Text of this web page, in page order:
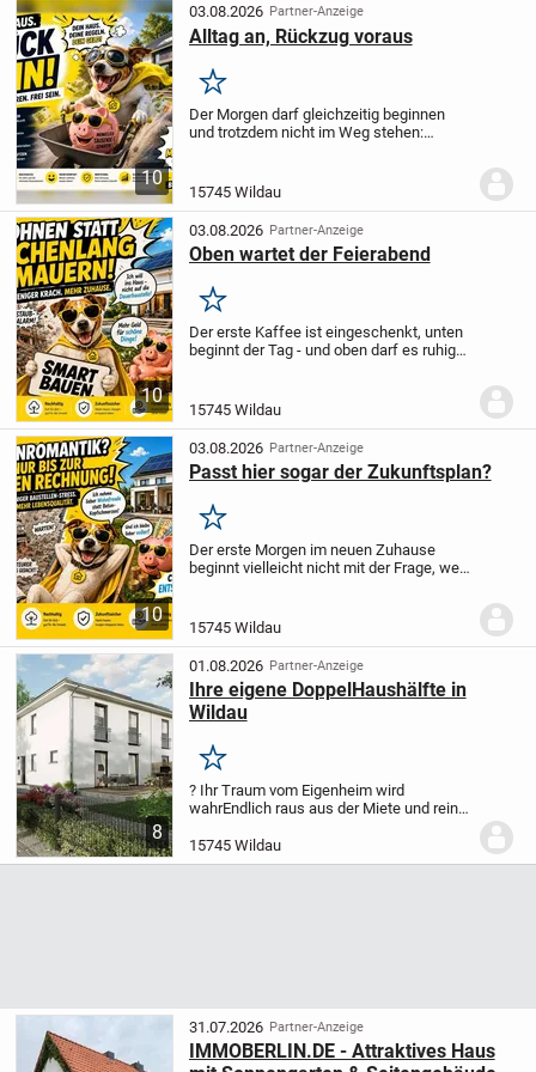
10
03.08.2026 Partner-Anzeige
Alltag an, Rückzug voraus
Merken
Der Morgen darf gleichzeitig beginnen
und trotzdem nicht im Weg stehen:
für Ruhe, Konzentration oder eine letzte
Tasse...
15745 Wildau
10
03.08.2026 Partner-Anzeige
Oben wartet der Feierabend
Merken
Der erste Kaffee ist eingeschenkt, unten
beginnt der Tag - und oben darf es ruhig
zweigeschossiges Zuhause schaffen:...
15745 Wildau
10
03.08.2026 Partner-Anzeige
Passt hier sogar der Zukunftsplan?
Merken
Der erste Morgen im neuen Zuhause
beginnt vielleicht nicht mit der Frage, wer
zwei Ebenen entsteht ein
15745 Wildau
8
01.08.2026 Partner-Anzeige
Ihre eigene DoppelHaushälfte in
Wildau
Merken
? Ihr Traum vom Eigenheim wird
wahrEndlich raus aus der Miete und rein
Angebot beinhaltet Ihr Town & Country
Haus "Aura 115" (Doppelhaushälfte) in
15745 Wildau
31.07.2026 Partner-Anzeige
IMMOBERLIN.DE - Attraktives Haus